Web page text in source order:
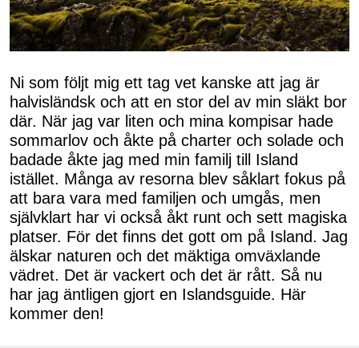
Ni som följt mig ett tag vet kanske att jag är
halvisländsk och att en stor del av min släkt bor
där. När jag var liten och mina kompisar hade
sommarlov och åkte på charter och solade och
badade åkte jag med min familj till Island
istället. Många av resorna blev såklart fokus på
att bara vara med familjen och umgås, men
självklart har vi också åkt runt och sett magiska
platser. För det finns det gott om på Island. Jag
älskar naturen och det mäktiga omväxlande
vädret. Det är vackert och det är rått. Så nu
har jag äntligen gjort en Islandsguide. Här
kommer den!